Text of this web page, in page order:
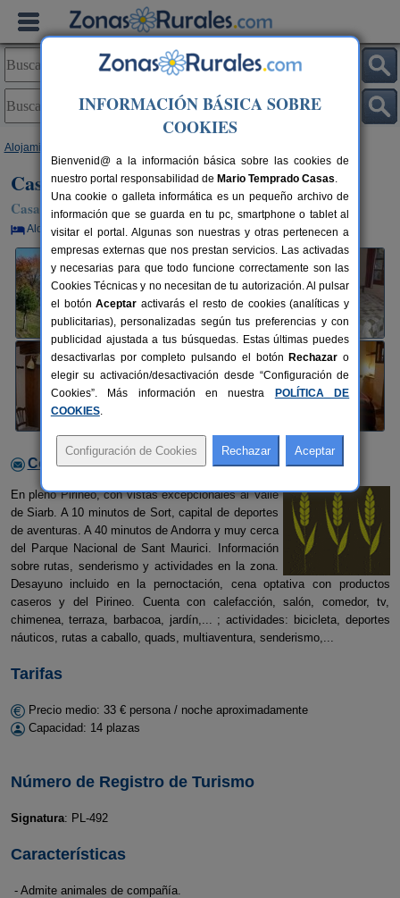
Alojamientos
Casa Rural Borda el Vilar
Casa Rural en Llagunes (Lleida)
Alquiler por habitaciones 14 plazas 100 km de Lleida
Contactar con el alojamiento
En pleno Pirineo, con vistas excepcionales al Valle
de Siarb. A 10 minutos de Sort, capital de deportes
de aventuras. A 40 minutos de Andorra y muy cerca
del Parque Nacional de Sant Maurici. Información
sobre rutas, senderismo y actividades en la zona.
Desayuno incluido en la pernoctación, cena optativa con productos
caseros y del Pirineo. Cuenta con calefacción, salón, comedor, tv,
chimenea, terraza, barbacoa, jardín,... ; actividades: bicicleta, deportes
náuticos, rutas a caballo, quads, multiaventura, senderismo,...
Tarifas
Precio medio: 33 € persona / noche aproximadamente
Capacidad: 14 plazas
Número de Registro de Turismo
Signatura: PL-492
Características
- Admite animales de compañía.
INFORMACIÓN BÁSICA SOBRE
COOKIES
Bienvenid@ a la información básica sobre las cookies de
nuestro portal responsabilidad de Mario Temprado Casas.
Una cookie o galleta informática es un pequeño archivo de
información que se guarda en tu pc, smartphone o tablet al
visitar el portal. Algunas son nuestras y otras pertenecen a
empresas externas que nos prestan servicios. Las activadas
y necesarias para que todo funcione correctamente son las
Cookies Técnicas y no necesitan de tu autorización. Al pulsar
el botónAceptar activarás el resto de cookies (analíticas y
publicitarias), personalizadas según tus preferencias y con
publicidad ajustada a tus búsquedas. Estas últimas puedes
desactivarlas por completo pulsando el botón Rechazar o
elegir su activación/desactivación desde “Configuración de
Cookies”. Más información en nuestra
POLÍTICA DE
COOKIES.